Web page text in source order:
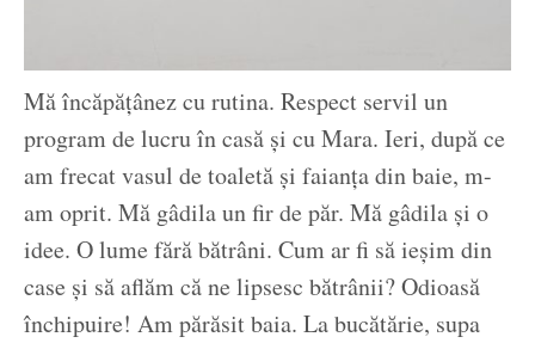
Mă încăpățânez cu rutina. Respect servil un
program de lucru în casă și cu Mara. Ieri, după ce
am frecat vasul de toaletă și faianța din baie, m-
am oprit. Mă gâdila un fir de păr. Mă gâdila și o
idee. O lume fără bătrâni. Cum ar fi să ieșim din
case și să aflăm că ne lipsesc bătrânii? Odioasă
închipuire! Am părăsit baia. La bucătărie, supa